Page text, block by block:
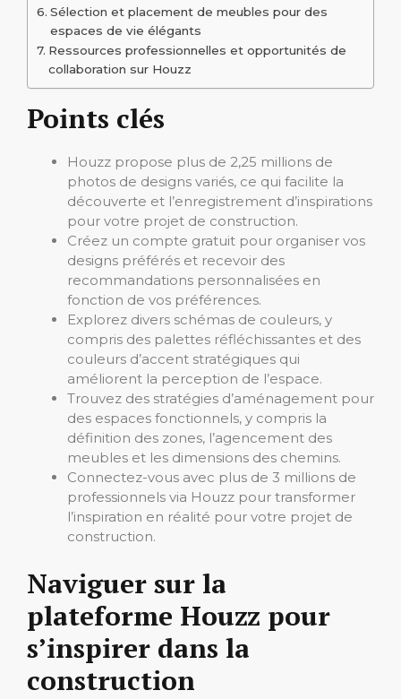
Sélection et placement de meubles pour des
espaces de vie élégants
Ressources professionnelles et opportunités de
collaboration sur Houzz
Points clés
Houzz propose plus de 2,25 millions de
photos de designs variés, ce qui facilite la
découverte et l’enregistrement d’inspirations
pour votre projet de construction.
Créez un compte gratuit pour organiser vos
designs préférés et recevoir des
recommandations personnalisées en
fonction de vos préférences.
Explorez divers schémas de couleurs, y
compris des palettes réfléchissantes et des
couleurs d’accent stratégiques qui
améliorent la perception de l’espace.
Trouvez des stratégies d’aménagement pour
des espaces fonctionnels, y compris la
définition des zones, l’agencement des
meubles et les dimensions des chemins.
Connectez-vous avec plus de 3 millions de
professionnels via Houzz pour transformer
l’inspiration en réalité pour votre projet de
construction.
Naviguer sur la
plateforme Houzz pour
s’inspirer dans la
construction